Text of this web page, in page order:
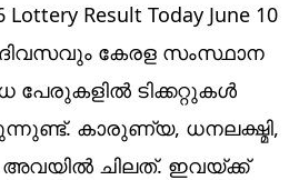
Lottery Result Today June 10
ദിവസവും കേരള സംസ്ഥാന
പേരുകളില്‍ ടിക്കറ്റുകള്‍
കാരുണ്യ, ധനലക്ഷ്മി,
അവയില്‍ ചിലത്. ഇവയ്ക്ക്